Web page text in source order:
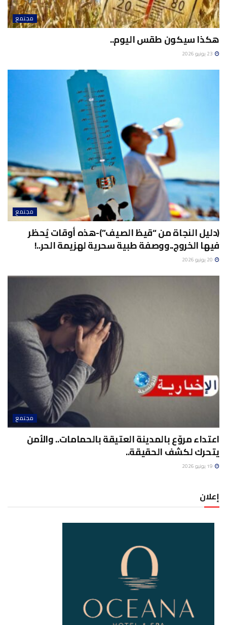
مجتمع
هكذا سيكون طقس اليوم..
مجتمع
(دليل النجاة من “قيظ الصيف”)-هذه أوقات يُحظر
فيها الخروج..ووصفة طبية سحرية لهزيمة الحر..!
مجتمع
اعتداء مروّع بالمدينة العتيقة بالحمامات.. والأمن
يتحرك لكشف الحقيقة..
إعلان